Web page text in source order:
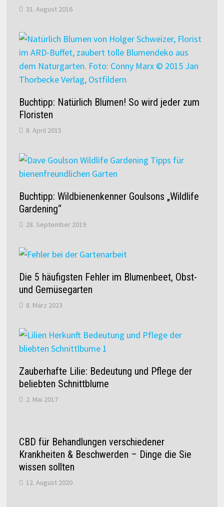
31. August 2016
Buchtipp: Natürlich Blumen! So wird jeder zum
Floristen
8. April 2015
Buchtipp: Wildbienenkenner Goulsons „Wildlife
Gardening“
28. September 2019
Die 5 häufigsten Fehler im Blumenbeet, Obst-
und Gemüsegarten
8. März 2023
Zauberhafte Lilie: Bedeutung und Pflege der
beliebten Schnittblume
2. Mai 2017
CBD für Behandlungen verschiedener
Krankheiten & Beschwerden – Dinge die Sie
wissen sollten
12. August 2020